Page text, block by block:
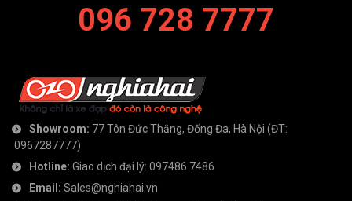
096 728 7777
Showroom: 77 Tôn Đức Thắng, Đống Đa, Hà Nội (ĐT:
0967287777)
Hotline: Giao dịch đại lý: 097486 7486
Email: Sales@nghiahai.vn